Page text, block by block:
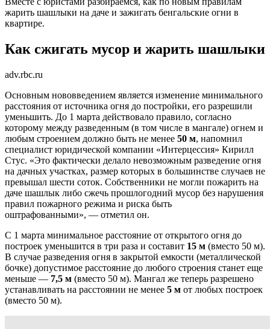
жарить шашлыки на даче и зажигать бенгальские огни в
квартире.
Как сжигать мусор и жарить шашлыки
adv.rbc.ru
Основным нововведением является изменение минимального
расстояния от источника огня до постройки, его разрешили
уменьшить. До 1 марта действовало правило, согласно
которому между разведенным (в том числе в мангале) огнем и
любым строением должно быть не менее 50 м, напомнил
специалист юридической компании «Интерцессия» Кирилл
Стус. «Это фактически делало невозможным разведение огня
на дачных участках, размер которых в большинстве случаев не
превышал шести соток. Собственники не могли пожарить на
даче шашлык либо сжечь прошлогодний мусор без нарушения
правил пожарного режима и риска быть
оштрафованными», — отметил он.
С 1 марта минимальное расстояние от открытого огня до
построек уменьшится в три раза и составит 15 м (вместо 50 м).
В случае разведения огня в закрытой емкости (металлической
бочке) допустимое расстояние до любого строения станет еще
меньше — 7,5 м (вместо 50 м). Мангал же теперь разрешено
устанавливать на расстоянии не менее 5 м от любых построек
(вместо 50 м).